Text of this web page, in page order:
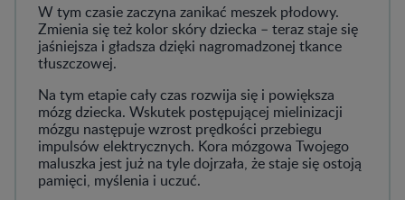
W tym czasie zaczyna zanikać meszek płodowy.
Zmienia się też kolor skóry dziecka – teraz staje się
jaśniejsza i gładsza dzięki nagromadzonej tkance
tłuszczowej.
Na tym etapie cały czas rozwija się i powiększa
mózg dziecka. Wskutek postępującej mielinizacji
mózgu następuje wzrost prędkości przebiegu
impulsów elektrycznych. Kora mózgowa Twojego
maluszka jest już na tyle dojrzała, że staje się ostoją
pamięci, myślenia i uczuć.